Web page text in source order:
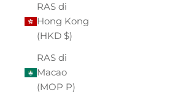
RAS di
Hong Kong
(HKD $)
RAS di
Macao
(MOP P)